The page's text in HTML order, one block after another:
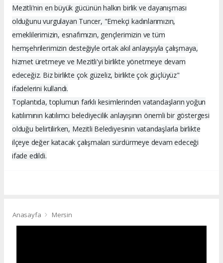
Mezitli'nin en büyük gücünün halkın birlik ve dayanışması
olduğunu vurgulayan Tuncer, "Emekçi kadınlarımızın,
emeklilerimizin, esnafımızın, gençlerimizin ve tüm
hemşehrilerimizin desteğiyle ortak akıl anlayışıyla çalışmaya,
hizmet üretmeye ve Mezitli'yi birlikte yönetmeye devam
edeceğiz. Biz birlikte çok güzeliz, birlikte çok güçlüyüz"
ifadelerini kullandı.
Toplantıda, toplumun farklı kesimlerinden vatandaşların yoğun
katılımının katılımcı belediyecilik anlayışının önemli bir göstergesi
olduğu belirtilirken, Mezitli Belediyesinin vatandaşlarla birlikte
ilçeye değer katacak çalışmaları sürdürmeye devam edeceği
ifade edildi.
Anasayfa Mersin